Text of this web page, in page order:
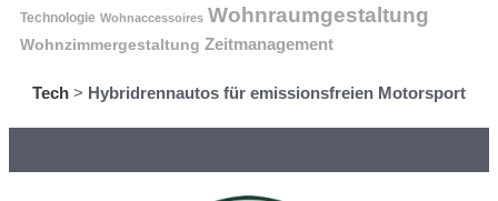
Technologie Wohnaccessoires Wohnraumgestaltung
Wohnzimmergestaltung Zeitmanagement
Tech > Hybridrennautos für emissionsfreien Motorsport